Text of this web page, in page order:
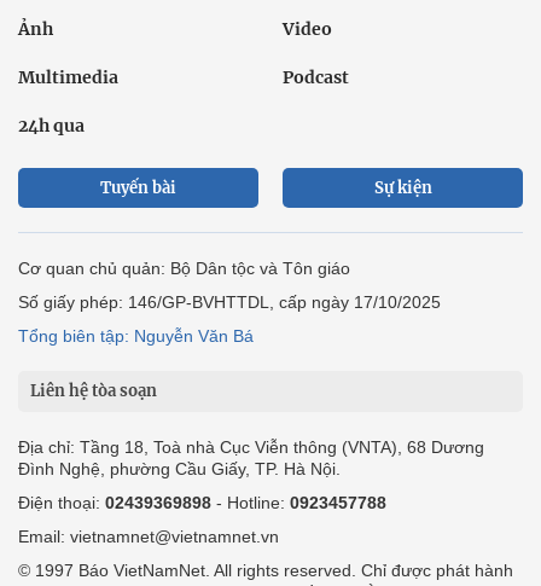
Ảnh Video
Multimedia Podcast
24h qua
Tuyến bài Sự kiện
Cơ quan chủ quản: Bộ Dân tộc và Tôn giáo
Số giấy phép: 146/GP-BVHTTDL, cấp ngày 17/10/2025
Tổng biên tập: Nguyễn Văn Bá
Liên hệ tòa soạn
Địa chỉ: Tầng 18, Toà nhà Cục Viễn thông (VNTA), 68 Dương
Đình Nghệ, phường Cầu Giấy, TP. Hà Nội.
Điện thoại: 02439369898 - Hotline: 0923457788
Email: vietnamnet@vietnamnet.vn
© 1997 Báo VietNamNet. All rights reserved. Chỉ được phát hành